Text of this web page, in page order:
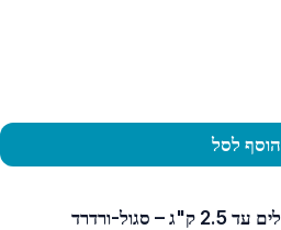
הוסף לסל
Revolution לגורים ולחתלתולים עד 2.5 ק"ג – סגול-ורדרד